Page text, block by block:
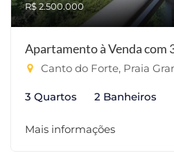
R$ 2.500.000
Apartamento à Venda com
Canto do Forte, Praia
3 Quartos 2 Banheiros
Mais informações